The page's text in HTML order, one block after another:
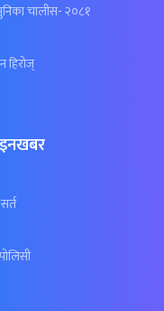
चालीस- २०८१
हिरोज्